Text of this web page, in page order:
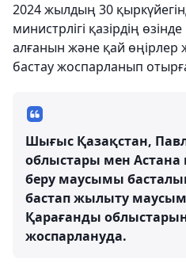
2024 жылдың 30
министрлігі қазірдің
алғанын және қай
бастау жоспарланып
Шығыс Қазақстан,
облыстары мен
беру маусымы
бастап жылыту
Қарағанды
жоспарлануда.